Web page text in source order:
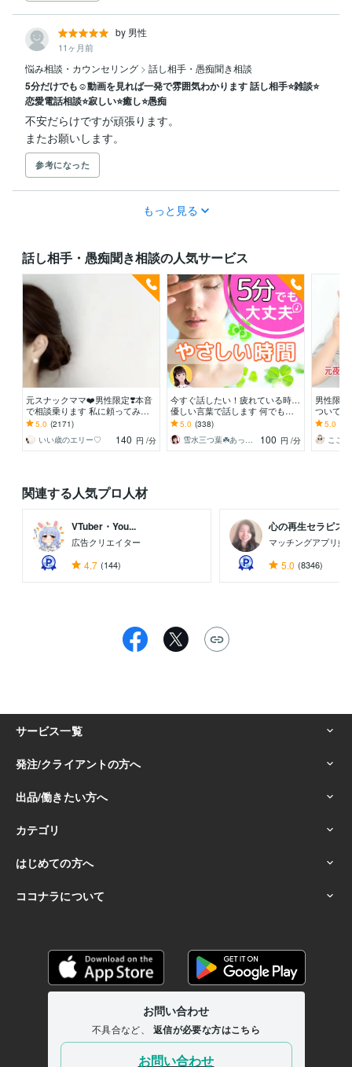
by 男性
11ヶ月前
悩み相談・カウンセリング > 話し相手・愚痴聞き相談
5分だけでも☺️動画を見れば一発で雰囲気わかります 話し相手⭐️雑談⭐️
恋愛電話相談⭐️寂しい⭐️癒し⭐️愚痴
不安だらけですが頑張ります。
またお願いします。
参考になった
もっと見る
話し相手・愚痴聞き相談の人気サービス
元スナックママ❤️男性限定❣️本音
で相談乗ります 私に頼ってみま
せんか❤️ 味方になります。
5.0 (2171)
いい歳のエリー♡
140 円 /分
今すぐ話したい！疲れている時…
優しい言葉で話します 何でもど
うぞ✨愚痴/恋愛♡/雑談/寂しい/モ
ヤモヤ/楽しい♪
5.0 (338)
雪水三つ葉☘️あったかコミュニケーション
100 円 /分
男性限
ついて
きな趣
ʕ•ᴥ•ʔ
5.0
ここ
関連する人気プロ人材
VTuber・You...
広告クリエイター
4.7 (144)
心の再生セラピス
マッチングアプリ婚
5.0 (8346)